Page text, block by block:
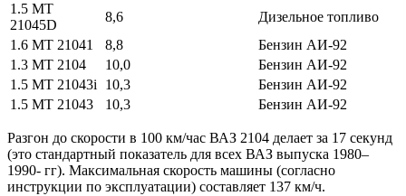
1.5 MT
21045D
8,6
Дизельное топливо
1.6 MT 21041
8,8
Бензин АИ-92
1.3 MT 2104
10,0
Бензин АИ-92
1.5 MT 21043i
10,3
Бензин АИ-92
1.5 MT 21043
10,3 Бензин АИ-92
Разгон до скорости в 100 км/час ВАЗ 2104 делает за 17 секунд
(это стандартный показатель для всех ВАЗ выпуска 1980–
1990- гг). Максимальная скорость машины (согласно
инструкции по эксплуатации) составляет 137 км/ч.